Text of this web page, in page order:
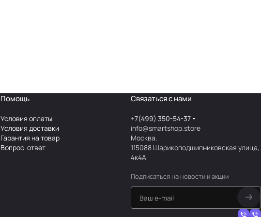
Помощь
Условия оплаты
Условия доставки
Гарантия на товар
Вопрос-ответ
Связаться с нами
+7(499) 350-54-37
info@smartshop.store
Москва,
115088 Шарикоподшипниковская улица,
4к4А
Подписаться на новости и акции